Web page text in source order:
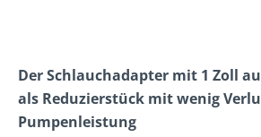
Der Schlauchadapter mit 1 Zoll
als Reduzierstück mit wenig
Pumpenleistung